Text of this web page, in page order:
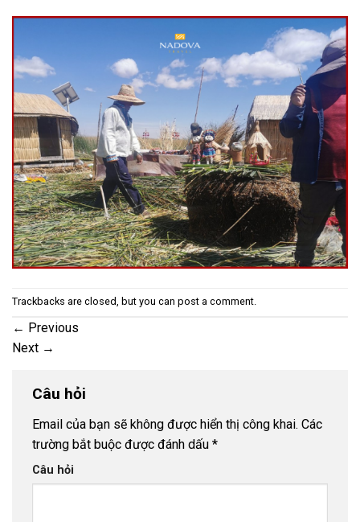
Trackbacks are closed, but you can post a comment.
← Previous
Next →
Câu hỏi
Email của bạn sẽ không được hiển thị công khai. Các
trường bắt buộc được đánh dấu *
Câu hỏi